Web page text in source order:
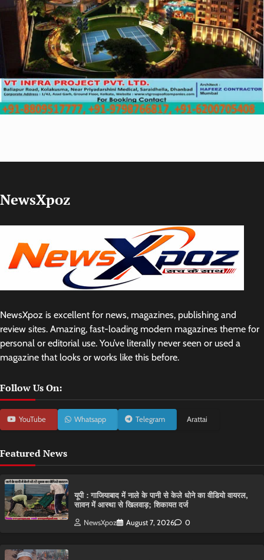
NewsXpoz
NewsXpoz is excellent for news, magazines, publishing and
review sites. Amazing, fast-loading modern magazines theme for
personal or editorial use. You’ve literally never seen or used a
magazine that looks or works like this before.
Follow Us On:
YouTube Whatsapp Telegram Arattai
Featured News
यूपी : गाजियाबाद में नाले के पानी से केले धोने का वीडियो वायरल,
सावन में आस्था से खिलवाड़; शिकायत दर्ज
NewsXpoz August 7, 2026 0